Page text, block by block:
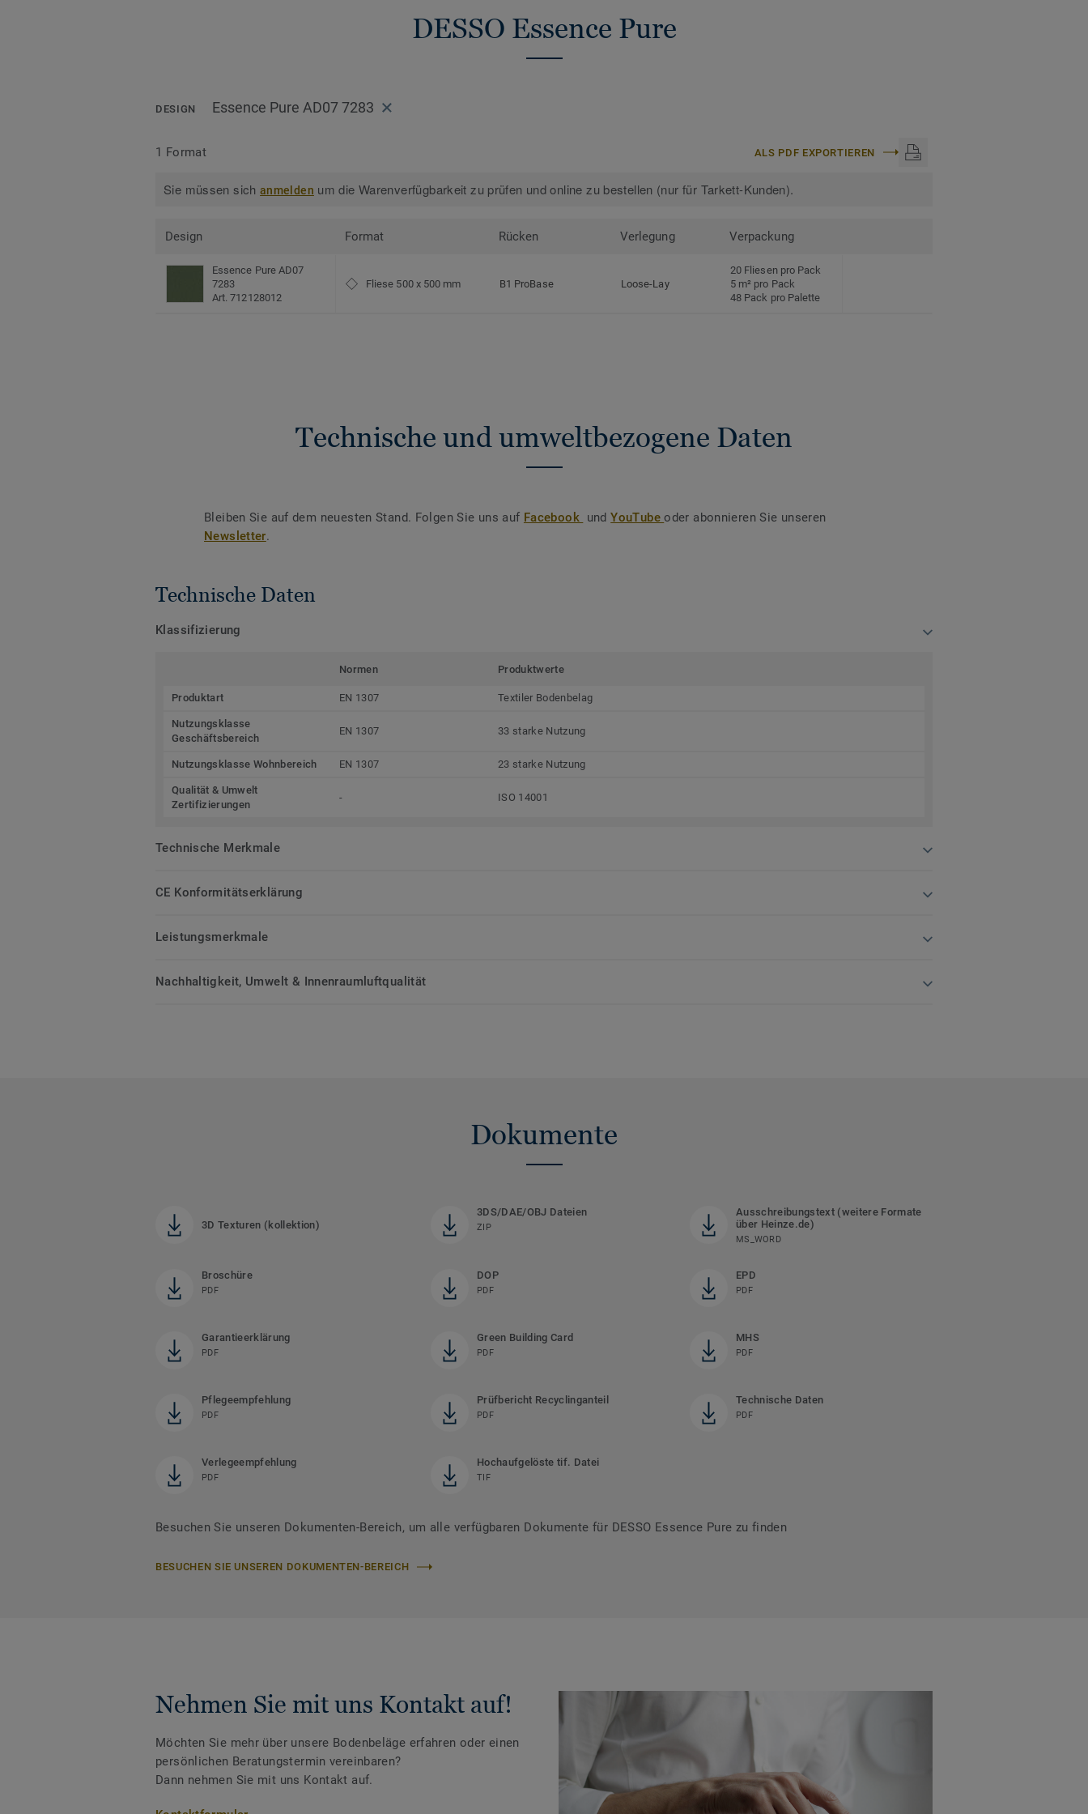
DESSO Essence Pure
DESIGN Essence Pure AD07 7283
1 Format ALS PDF EXPORTIEREN
Sie müssen sichanmelden um die Warenverfügbarkeit zu prüfen und online zu bestellen (nur für Tarkett-Kunden).
Design Format Rücken Verlegung Verpackung
Essence Pure AD07
7283
Art. 712128012
Fliese 500 x 500 mm B1 ProBase Loose-Lay
20 Fliesen pro Pack
5 m² pro Pack
48 Pack pro Palette
Technische und umweltbezogene Daten
Bleiben Sie auf dem neuesten Stand. Folgen Sie uns auf Facebook undYouTubeoder abonnieren Sie unseren
Newsletter.
Technische Daten
Klassifizierung
Normen Produktwerte
Produktart EN 1307 Textiler Bodenbelag
Nutzungsklasse
Geschäftsbereich
EN 1307 33 starke Nutzung
Nutzungsklasse Wohnbereich EN 1307 23 starke Nutzung
Qualität & Umwelt
Zertifizierungen
- ISO 14001
Technische Merkmale
CE Konformitätserklärung
Leistungsmerkmale
Nachhaltigkeit, Umwelt & Innenraumluftqualität
Dokumente
3D Texturen (kollektion)
3DS/DAE/OBJ Dateien
ZIP
Ausschreibungstext (weitere Formate
über Heinze.de)
MS_WORD
Broschüre
PDF
DOP
PDF
EPD
PDF
Garantieerklärung
PDF
Green Building Card
PDF
MHS
PDF
Pflegeempfehlung
PDF
Prüfbericht Recyclinganteil
PDF
Technische Daten
PDF
Verlegeempfehlung
PDF
Hochaufgelöste tif. Datei
TIF
Besuchen Sie unseren Dokumenten-Bereich, um alle verfügbaren Dokumente für DESSO Essence Pure zu finden
BESUCHEN SIE UNSEREN DOKUMENTEN-BEREICH
Nehmen Sie mit uns Kontakt auf!
Möchten Sie mehr über unsere Bodenbeläge erfahren oder einen
persönlichen Beratungstermin vereinbaren?
Dann nehmen Sie mit uns Kontakt auf.